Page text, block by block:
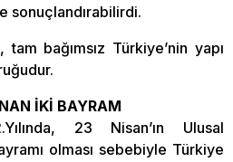
sonuçlandırabilirdi.
bağımsız Türkiye’nin yapı
İKİ BAYRAM
23 Nisan’ın Ulusal
olması sebebiyle Türkiye